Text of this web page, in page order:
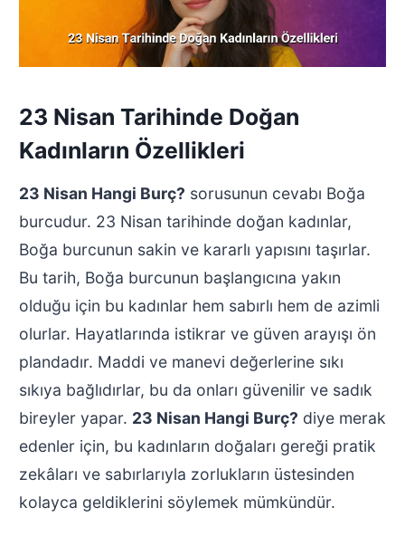
23 Nisan Tarihinde Doğan
Kadınların Özellikleri
23 Nisan Hangi Burç? sorusunun cevabı Boğa
burcudur. 23 Nisan tarihinde doğan kadınlar,
Boğa burcunun sakin ve kararlı yapısını taşırlar.
Bu tarih, Boğa burcunun başlangıcına yakın
olduğu için bu kadınlar hem sabırlı hem de azimli
olurlar. Hayatlarında istikrar ve güven arayışı ön
plandadır. Maddi ve manevi değerlerine sıkı
sıkıya bağlıdırlar, bu da onları güvenilir ve sadık
bireyler yapar. 23 Nisan Hangi Burç? diye merak
edenler için, bu kadınların doğaları gereği pratik
zekâları ve sabırlarıyla zorlukların üstesinden
kolayca geldiklerini söylemek mümkündür.